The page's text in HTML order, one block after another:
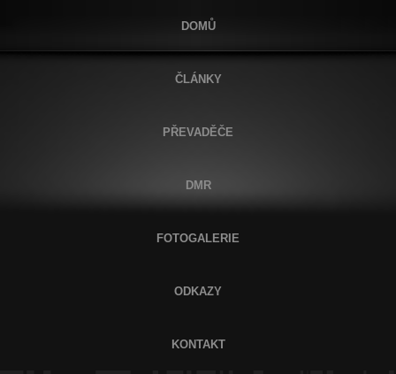
DOMŮ
ČLÁNKY
PŘEVADĚČE
DMR
FOTOGALERIE
ODKAZY
KONTAKT